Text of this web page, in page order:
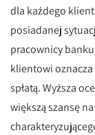
dla każdego
posiadanej
pracownicy
klientowi oznacza
spłatą. Wyższa
większą szansę